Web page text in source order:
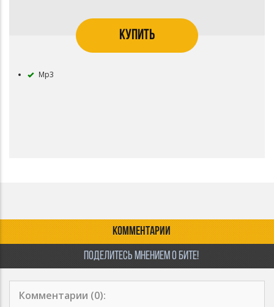
КУПИТЬ
Mp3
КОММЕНТАРИИ
ПОДЕЛИТЕСЬ МНЕНИЕМ О БИТЕ!
Комментарии (0):